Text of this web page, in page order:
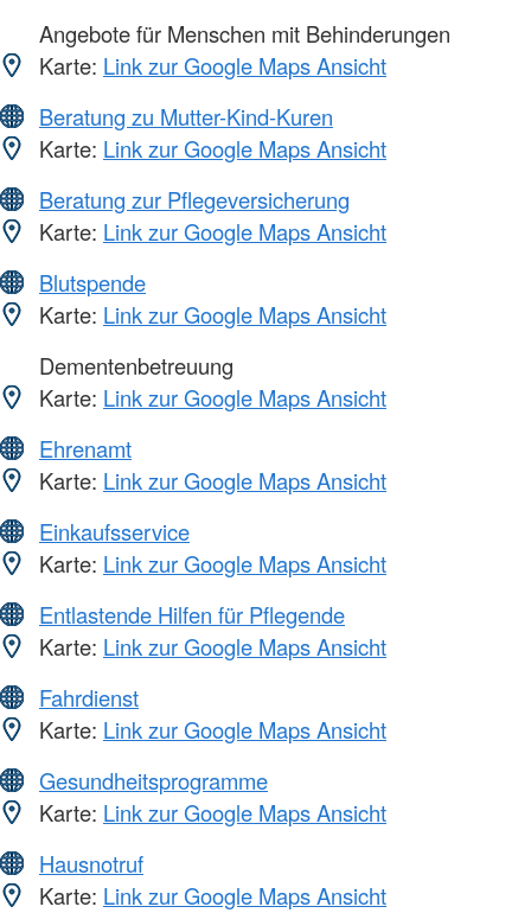
Angebote für Menschen mit Behinderungen
Karte: Link zur Google Maps Ansicht
Beratung zu Mutter-Kind-Kuren
Karte: Link zur Google Maps Ansicht
Beratung zur Pflegeversicherung
Karte: Link zur Google Maps Ansicht
Blutspende
Karte: Link zur Google Maps Ansicht
Dementenbetreuung
Karte: Link zur Google Maps Ansicht
Ehrenamt
Karte: Link zur Google Maps Ansicht
Einkaufsservice
Karte: Link zur Google Maps Ansicht
Entlastende Hilfen für Pflegende
Karte: Link zur Google Maps Ansicht
Fahrdienst
Karte: Link zur Google Maps Ansicht
Gesundheitsprogramme
Karte: Link zur Google Maps Ansicht
Hausnotruf
Karte: Link zur Google Maps Ansicht